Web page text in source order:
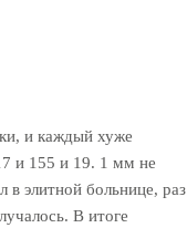
и каждый хуже
и 155 и 19. 1 мм не
в элитной больнице, раз
В итоге